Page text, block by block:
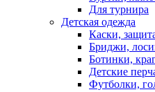
Для турнира
Детская одежда
Каски,
Бриджи,
Ботинки,
Детские
Футболки,